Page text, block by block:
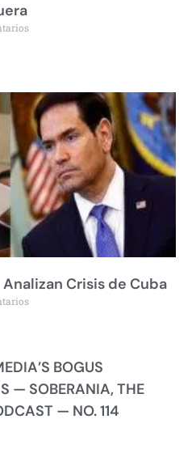
Crisis de Cuba
BOGUS
— SOBERANIA, THE
— NO. 114